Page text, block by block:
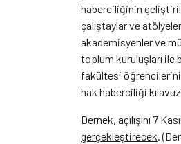
haberciliğinin
çalıştaylar ve
akademisyenler ve
toplum kuruluşları
fakültesi
hak haberciliği
Dernek, açılışını 7
gerçekleştirecek.